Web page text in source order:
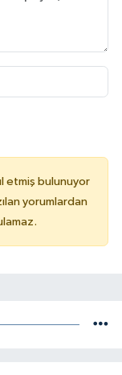
etmiş bulunuyor
yorumlardan